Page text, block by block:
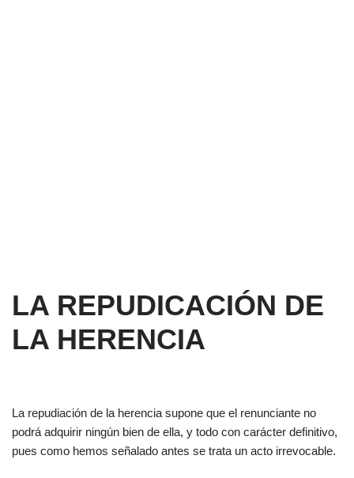
LA REPUDICACIÓN DE
LA HERENCIA
La repudiación de la herencia supone que el renunciante no
podrá adquirir ningún bien de ella, y todo con carácter definitivo,
pues como hemos señalado antes se trata un acto irrevocable.